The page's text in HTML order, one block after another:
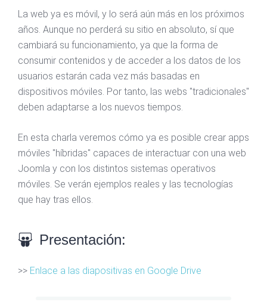
La web ya es móvil, y lo será aún más en los próximos
años. Aunque no perderá su sitio en absoluto, sí que
cambiará su funcionamiento, ya que la forma de
consumir contenidos y de acceder a los datos de los
usuarios estarán cada vez más basadas en
dispositivos móviles. Por tanto, las webs "tradicionales"
deben adaptarse a los nuevos tiempos.
En esta charla veremos cómo ya es posible crear apps
móviles "híbridas" capaces de interactuar con una web
Joomla y con los distintos sistemas operativos
móviles. Se verán ejemplos reales y las tecnologías
que hay tras ellos.
Presentación:
>> Enlace a las diapositivas en Google Drive